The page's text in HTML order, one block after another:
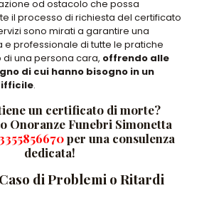
od ostacolo che possa
il processo di richiesta del certificato
sono mirati a garantire una
professionale di tutte le pratiche
una persona cara, offrendo alle
di cui hanno bisogno in un
.
un certificato di morte?
Onoranze Funebri Simonetta
per una consulenza
dedicata!
di Problemi o Ritardi